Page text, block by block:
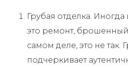
Грубая отделка. Иногда
это ремонт,
самом деле, это не так.
подчеркивает